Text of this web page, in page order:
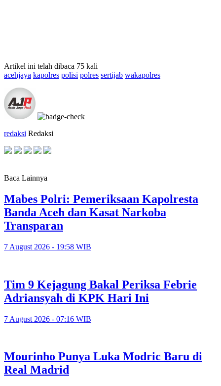
Artikel ini telah dibaca 75 kali
acehjaya kapolres polisi polres sertijab wakapolres
redaksi Redaksi
Baca Lainnya
Mabes Polri: Pemeriksaan Kapolresta
Banda Aceh dan Kasat Narkoba
Transparan
7 August 2026 - 19:58 WIB
Tim 9 Kejagung Bakal Periksa Febrie
Adriansyah di KPK Hari Ini
7 August 2026 - 07:16 WIB
Mourinho Punya Luka Modric Baru di
Real Madrid